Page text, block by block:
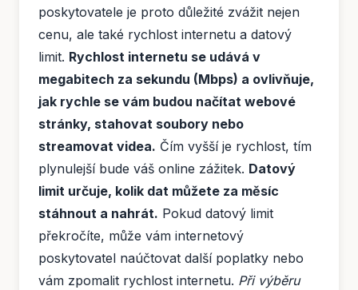
poskytovatele je proto důležité zvážit nejen
cenu, ale také rychlost internetu a datový
limit. Rychlost internetu se udává v
megabitech za sekundu (Mbps) a ovlivňuje,
jak rychle se vám budou načítat webové
stránky, stahovat soubory nebo
streamovat videa. Čím vyšší je rychlost, tím
plynulejší bude váš online zážitek. Datový
limit určuje, kolik dat můžete za měsíc
stáhnout a nahrát. Pokud datový limit
překročíte, může vám internetový
poskytovatel naúčtovat další poplatky nebo
vám zpomalit rychlost internetu. Při výběru